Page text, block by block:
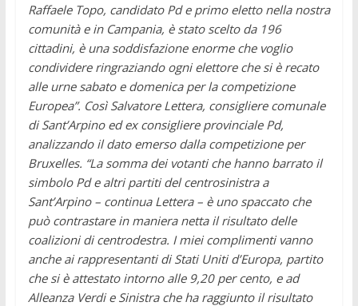
Raffaele Topo, candidato Pd e primo eletto nella nostra
comunità e in Campania, è stato scelto da 196
cittadini, è una soddisfazione enorme che voglio
condividere ringraziando ogni elettore che si è recato
alle urne sabato e domenica per la competizione
Europea”. Così Salvatore Lettera, consigliere comunale
di Sant’Arpino ed ex consigliere provinciale Pd,
analizzando il dato emerso dalla competizione per
Bruxelles. “La somma dei votanti che hanno barrato il
simbolo Pd e altri partiti del centrosinistra a
Sant’Arpino – continua Lettera – è uno spaccato che
può contrastare in maniera netta il risultato delle
coalizioni di centrodestra. I miei complimenti vanno
anche ai rappresentanti di Stati Uniti d’Europa, partito
che si è attestato intorno alle 9,20 per cento, e ad
Alleanza Verdi e Sinistra che ha raggiunto il risultato